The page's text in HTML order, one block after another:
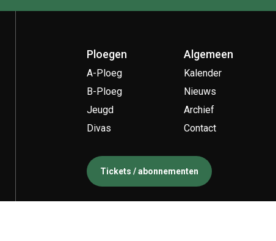
Ploegen
A-Ploeg
B-Ploeg
Jeugd
Divas
Algemeen
Kalender
Nieuws
Archief
Contact
Tickets / abonnementen